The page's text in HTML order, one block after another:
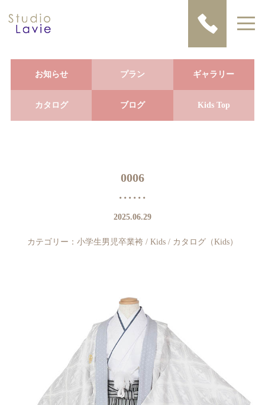
お知らせ プラン ギャラリー
カタログ ブログ Kids Top
0006
2025.06.29
カテゴリー： 小学生男児卒業袴 / Kids / カタログ（Kids）